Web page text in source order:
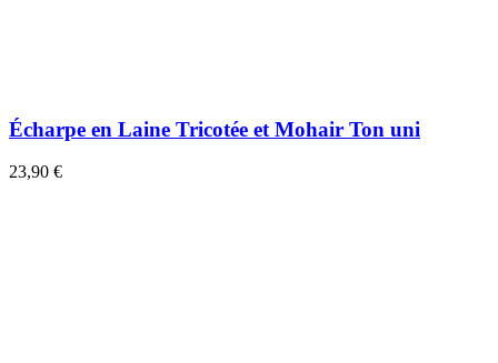
Écharpe en Laine Tricotée et Mohair Ton uni
23,90 €